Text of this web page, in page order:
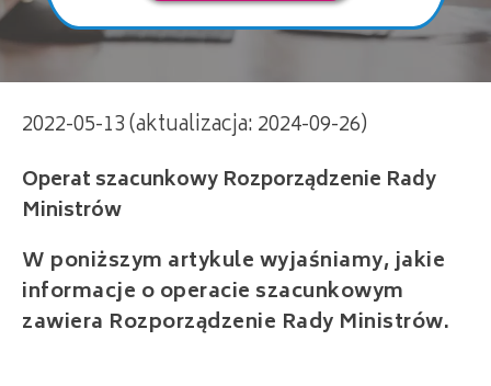
2022-05-13 (aktualizacja: 2024-09-26)
Operat szacunkowy Rozporządzenie Rady
W poniższym artykule wyjaśniamy, jakie
informacje o operacie szacunkowym
zawiera Rozporządzenie Rady Ministrów.